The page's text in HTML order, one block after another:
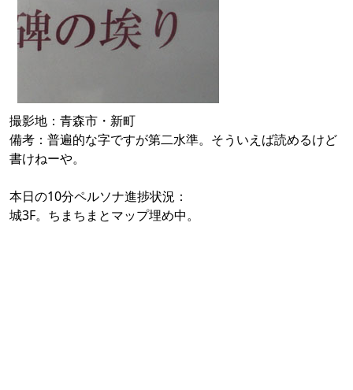
撮影地：青森市・新町
備考：普遍的な字ですが第二水準。そういえば読めるけど
書けねーや。
本日の10分ペルソナ進捗状況：
城3F。ちまちまとマップ埋め中。